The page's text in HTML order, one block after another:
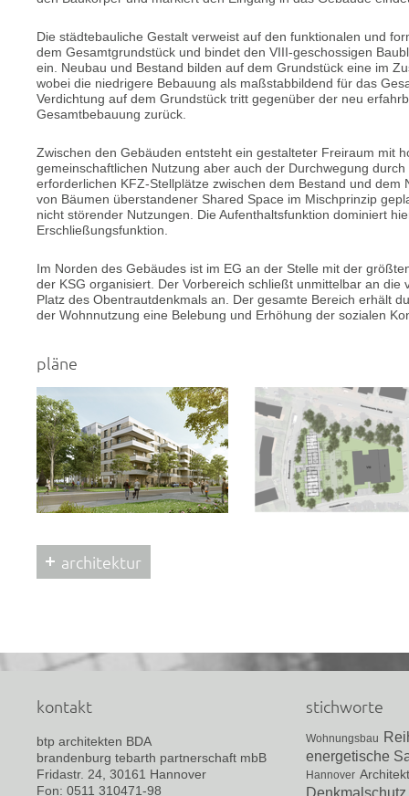
Die städtebauliche Gestalt verweist auf den funktionalen und
dem Gesamtgrundstück und bindet den VIII-geschossigen
ein. Neubau und Bestand bilden auf dem Grundstück eine im
wobei die niedrigere Bebauung als maßstabbildend für das
Verdichtung auf dem Grundstück tritt gegenüber der neu
Gesamtbebauung zurück.
Zwischen den Gebäuden entsteht ein gestalteter Freiraum mit
gemeinschaftlichen Nutzung aber auch der Durchwegung
erforderlichen KFZ-Stellplätze zwischen dem Bestand und dem
von Bäumen überstandener Shared Space im Mischprinzip
nicht störender Nutzungen. Die Aufenthaltsfunktion dominiert
Erschließungsfunktion.
Im Norden des Gebäudes ist im EG an der Stelle mit der
der KSG organisiert. Der Vorbereich schließt unmittelbar an
Platz des Obentrautdenkmals an. Der gesamte Bereich erhält
der Wohnnutzung eine Belebung und Erhöhung der sozialen
pläne
architektur
kontakt
btp architekten BDA
brandenburg tebarth partnerschaft mbB
Fridastr. 24, 30161 Hannover
Fon: 0511 310471-98
stichworte
Wohnungsbau
energetische
Hannover
Denkmalschutz